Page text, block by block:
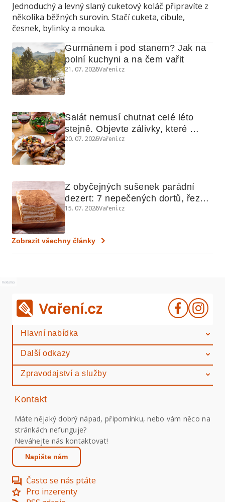
Jednoduchý a levný slaný cuketový koláč připravíte z
několika běžných surovin. Stačí cuketa, cibule,
česnek, bylinky a mouka.
Gurmánem i pod stanem? Jak na
polní kuchyni a na čem vařit
21. 07. 2026Vaření.cz
Salát nemusí chutnat celé léto
stejně. Objevte zálivky, které
využijete i na maso, nudle nebo
20. 07. 2026Vaření.cz
Z obyčejných sušenek parádní
dezert: 7 nepečených dortů, řezů
a koláčů
15. 07. 2026Vaření.cz
Zobrazit všechny články
Reklama
Hlavní nabídka
Další odkazy
Zpravodajství a služby
Kontakt
Máte nějaký dobrý nápad, připomínku, nebo vám něco na
stránkách nefunguje?
Neváhejte nás kontaktovat!
Napište nám
Často se nás ptáte
Pro inzerenty